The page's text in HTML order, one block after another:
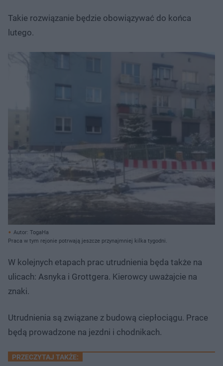
Takie rozwiązanie będzie obowiązywać do końca
lutego.
Autor: TogaHa
Praca w tym rejonie potrwają jeszcze przynajmniej kilka tygodni.
W kolejnych etapach prac utrudnienia będa także na
ulicach: Asnyka i Grottgera. Kierowcy uważajcie na
znaki.
Utrudnienia są związane z budową ciepłociągu. Prace
będą prowadzone na jezdni i chodnikach.
PRZECZYTAJ TAKŻE: